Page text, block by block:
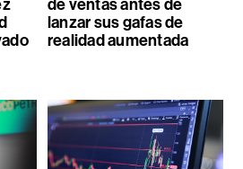
de ventas antes de
lanzar sus gafas de
realidad aumentada